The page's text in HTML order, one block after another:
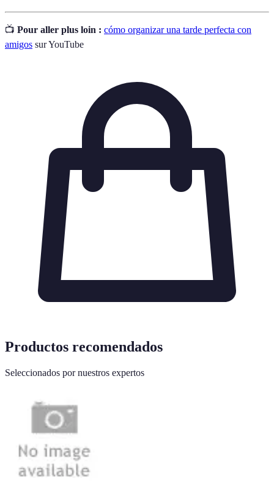
📺 Pour aller plus loin : cómo organizar una tarde perfecta con
amigos sur YouTube
Productos recomendados
Seleccionados por nuestros expertos